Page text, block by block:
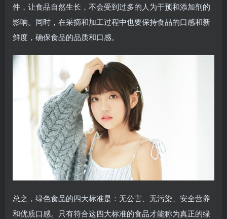
件，让食品自然生长，不会受到过多的人为干预和添加剂的
影响。同时，在采摘和加工过程中也要保持食品的口感和新
鲜度，确保食品的品质和口感。
总之，绿色食品的四大标准是：无公害、无污染、安全营养
和优质口感。只有符合这四大标准的食品才能称为真正的绿